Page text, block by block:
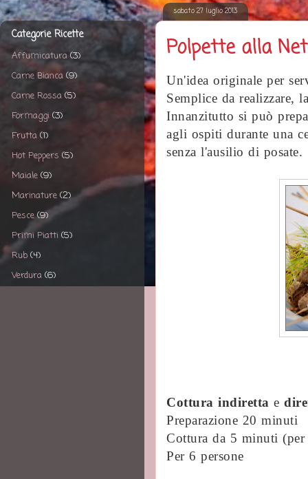
sabato 27 luglio 2013
Polpette alla
Un'idea originale per
Semplice da realizzare,
Innanzitutto si può
agli ospiti durante una
senza l'ausilio di posate.
Cottura indiretta e
Preparazione 20 minuti
Cottura da 5 minuti
Per 6 persone
Categorie Ricette
Affumicatura (3)
Carne Bianca (9)
Carne Rossa (5)
Formaggi (3)
Frutta (1)
Hot Peppers (5)
Maiale (9)
Marinature (2)
Pesce (9)
Primi Piatti (5)
Rub (4)
Verdura (6)